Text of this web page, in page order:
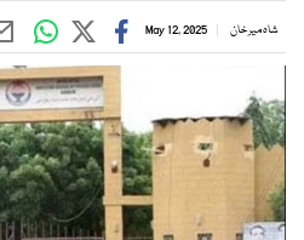
شاہ میر خان May 12, 2025